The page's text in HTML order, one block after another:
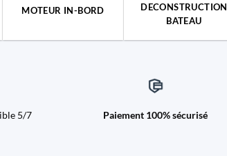
MOTEUR IN-BORD
DECONSTRUCTION
BATEAU
5/7 Paiement 100% sécurisé